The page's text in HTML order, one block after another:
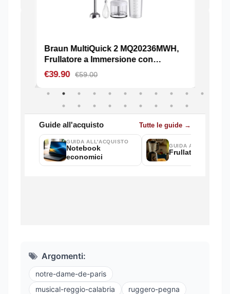
Argomenti:
notre-dame-de-paris
musical-reggio-calabria
ruggero-pegna